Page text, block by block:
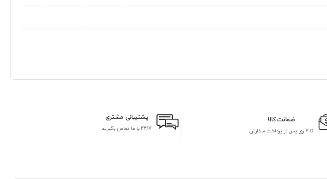
ضمانت کالا
تا 7 روز پس از پرداخت سفارش
پشتیبانی مشتری
24/7 با ما تماس بگیرید